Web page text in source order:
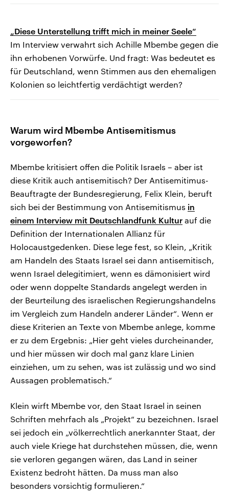
„Diese Unterstellung trifft mich in meiner Seele“
Im Interview verwahrt sich Achille Mbembe gegen die
ihn erhobenen Vorwürfe. Und fragt: Was bedeutet es
für Deutschland, wenn Stimmen aus den ehemaligen
Kolonien so leichtfertig verdächtigt werden?
Warum wird Mbembe Antisemitismus
vorgeworfen?
Mbembe kritisiert offen die Politik Israels – aber ist
diese Kritik auch antisemitisch? Der Antisemitimus-
Beauftragte der Bundesregierung, Felix Klein, beruft
sich bei der Bestimmung von Antisemitismus in
einem Interview mit Deutschlandfunk Kultur auf die
Definition der Internationalen Allianz für
Holocaustgedenken. Diese lege fest, so Klein, „Kritik
am Handeln des Staats Israel sei dann antisemitisch,
wenn Israel delegitimiert, wenn es dämonisiert wird
oder wenn doppelte Standards angelegt werden in
der Beurteilung des israelischen Regierungshandelns
im Vergleich zum Handeln anderer Länder“. Wenn er
diese Kriterien an Texte von Mbembe anlege, komme
er zu dem Ergebnis: „Hier geht vieles durcheinander,
und hier müssen wir doch mal ganz klare Linien
einziehen, um zu sehen, was ist zulässig und wo sind
Aussagen problematisch.“
Klein wirft Mbembe vor, den Staat Israel in seinen
Schriften mehrfach als „Projekt“ zu bezeichnen. Israel
sei jedoch ein „völkerrechtlich anerkannter Staat, der
auch viele Kriege hat durchstehen müssen, die, wenn
sie verloren gegangen wären, das Land in seiner
Existenz bedroht hätten. Da muss man also
besonders vorsichtig formulieren.“